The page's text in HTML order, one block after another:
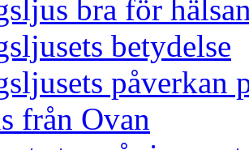
bra för
betydelse
påverkan
från Ovan